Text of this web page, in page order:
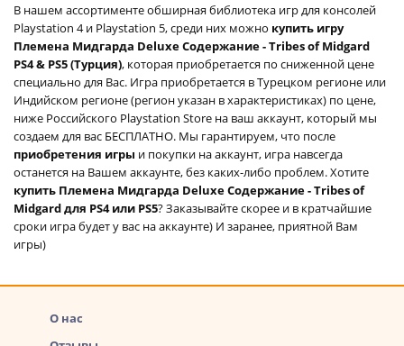
В нашем ассортименте обширная библиотека игр для консолей
Playstation 4 и Playstation 5, среди них можно купить игру
Племена Мидгарда Deluxe Содержание - Tribes of Midgard
PS4 & PS5 (Турция), которая приобретается по сниженной цене
специально для Вас. Игра приобретается в Турецком регионе или
Индийском регионе (регион указан в характеристиках) по цене,
ниже Российского Playstation Store на ваш аккаунт, который мы
создаем для вас БЕСПЛАТНО. Мы гарантируем, что после
приобретения игры и покупки на аккаунт, игра навсегда
останется на Вашем аккаунте, без каких-либо проблем. Хотите
купить Племена Мидгарда Deluxe Содержание - Tribes of
Midgard для PS4 или PS5? Заказывайте скорее и в кратчайшие
сроки игра будет у вас на аккаунте) И заранее, приятной Вам
игры)
О нас